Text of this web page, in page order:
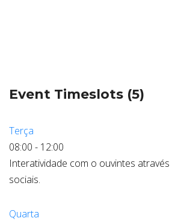
CONTATO
Event Timeslots (5)
Terça
08:00 - 12:00
Interatividade com o ouvintes
sociais.
Quarta